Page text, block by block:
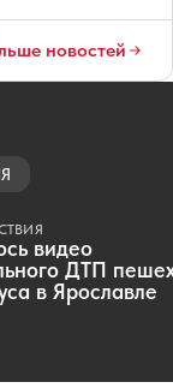
новостей
видео
ДТП
в Ярославле